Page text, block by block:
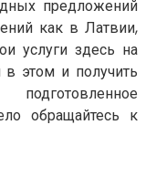
предложений
как в Латвии,
услуги здесь на
в этом и получить
обращайтесь к